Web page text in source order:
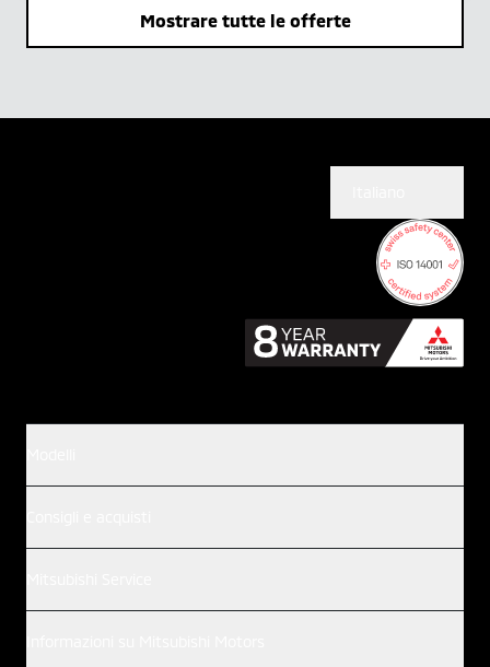
Mostrare tutte le offerte